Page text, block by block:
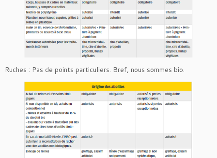
Ruches : Pas de points particuliers. Bref, nous sommes bio.